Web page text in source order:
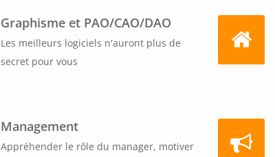
Graphisme et PAO/CAO/DAO
Les meilleurs logiciels n'auront plus de
secret pour vous
Management
Appréhender le rôle du manager, motiver